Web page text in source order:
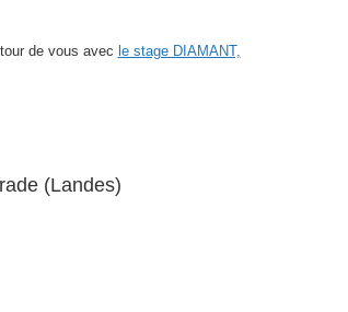
de vous avec le stage DIAMANT,
(Landes)